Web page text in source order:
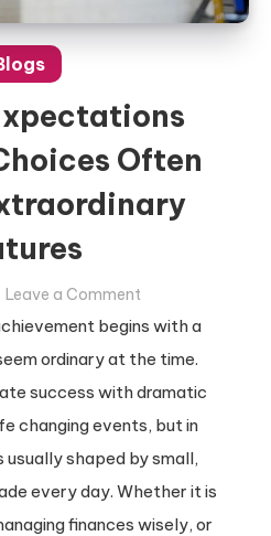
Often
Leave a Comment
Beyond
Choices
Often
Create
Extraordinary
begins with a
ordinary at the time.
success with dramatic
changing events, but in
shaped by small,
every day. Whether it is
finances wisely, or